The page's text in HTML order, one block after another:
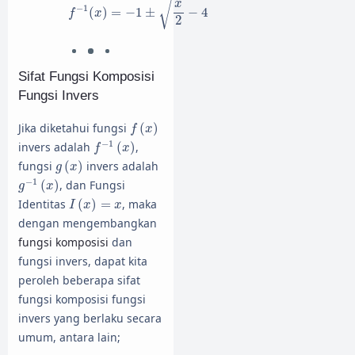
f−1 (x) = −1 ± √ x
2
− 4
Sifat Fungsi Komposisi
Fungsi Invers
Jika diketahui fungsi f (x)
f(x)
invers adalah f −1 (x)
f−1(x
,
fungsi g (x)
g (x) invers adalah
g−1 (x)
−1( ), dan Fungsi
Identitas I (x) = x
I(x)=
, maka
dengan mengembangkan
fungsi komposisi dan
fungsi invers, dapat kita
peroleh beberapa sifat
fungsi komposisi fungsi
invers yang berlaku secara
umum, antara lain;